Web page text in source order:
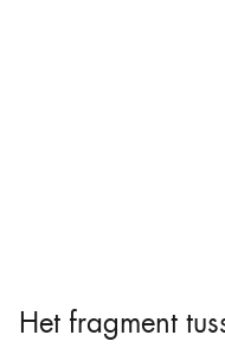
Het fragment